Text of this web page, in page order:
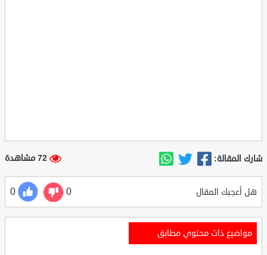
شارك المقالة: 72 مشاهدة
هل أعجبك المقال 0
0
مواضيع ذات محتوي مطابق